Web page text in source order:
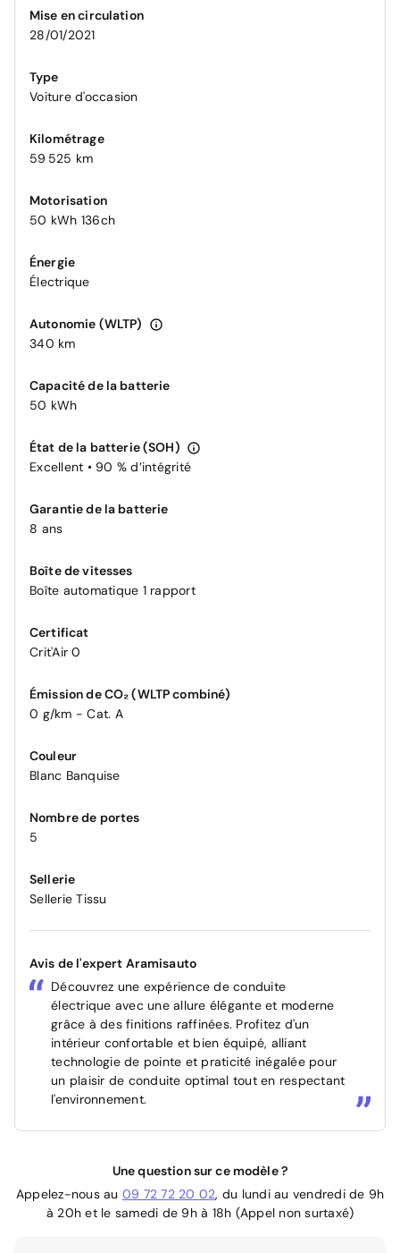
Mise en circulation
28/01/2021
Type
Voiture d'occasion
Kilométrage
59 525 km
Motorisation
50 kWh 136ch
Énergie
Électrique
Autonomie (WLTP)
340 km
Capacité de la batterie
50 kWh
État de la batterie (SOH)
Excellent • 90 % d’intégrité
Garantie de la batterie
8 ans
Boîte de vitesses
Boîte automatique 1 rapport
Certificat
Crit'Air 0
Émission de CO₂ (WLTP combiné)
0 g/km - Cat. A
Couleur
Blanc Banquise
Nombre de portes
5
Sellerie
Sellerie Tissu
Avis de l'expert Aramisauto
Découvrez une expérience de conduite
électrique avec une allure élégante et moderne
grâce à des finitions raffinées. Profitez d'un
intérieur confortable et bien équipé, alliant
technologie de pointe et praticité inégalée pour
un plaisir de conduite optimal tout en respectant
l'environnement.
Une question sur ce modèle ?
Appelez-nous au 09 72 72 20 02, du lundi au vendredi de 9h
à 20h et le samedi de 9h à 18h (Appel non surtaxé)